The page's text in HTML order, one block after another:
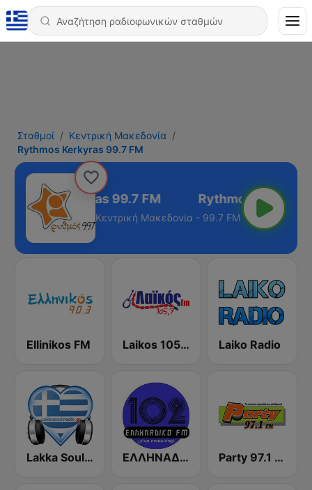
Σταθμοί
Κεντρική Μακεδονία
Rythmos Kerkyras 99.7 FM
Kerkyras 99.7 FM
Κεντρική Μακεδονία - 99.7 FM
Ellinikos FM Laikos 105.7 FM (Λαϊκός fm) Laiko Radio
Lakka Souli Radio ΕΛΛΗΝΑΔΙΚΟ FM (Ellinadiko FM) Party 97.1 FM